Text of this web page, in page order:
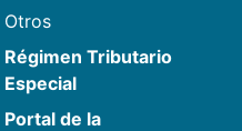
Otros
Régimen Tributario
Especial
Portal de la